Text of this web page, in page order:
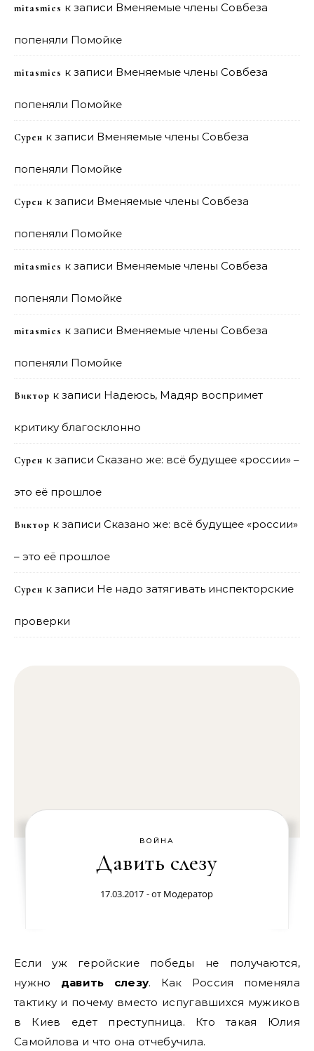
mitasmies к записи Вменяемые члены Совбеза
попеняли Помойке
mitasmies к записи Вменяемые члены Совбеза
попеняли Помойке
Сурен к записи Вменяемые члены Совбеза
попеняли Помойке
Сурен к записи Вменяемые члены Совбеза
попеняли Помойке
mitasmies к записи Вменяемые члены Совбеза
попеняли Помойке
mitasmies к записи Вменяемые члены Совбеза
попеняли Помойке
Виктор к записи Надеюсь, Мадяр воспримет
критику благосклонно
Сурен к записи Сказано же: всё будущее «россии» –
это её прошлое
Виктор к записи Сказано же: всё будущее «россии»
– это её прошлое
Сурен к записи Не надо затягивать инспекторские
проверки
ВОЙНА
Давить слезу
17.03.2017 - от Модератор
Если уж геройские победы не получаются,
нужно давить слезу. Как Россия поменяла
тактику и почему вместо испугавшихся мужиков
в Киев едет преступница. Кто такая Юлия
Самойлова и что она отчебучила.